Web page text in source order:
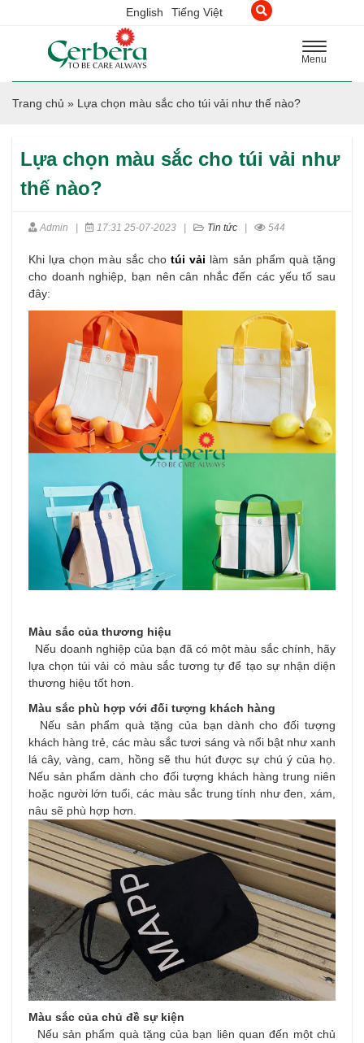
English Tiếng Việt
Toggle
navigation
Menu
Trang chủ » Lựa chọn màu sắc cho túi vải như thế nào?
Lựa chọn màu sắc cho túi vải như
thế nào?
Admin 17:31 25-07-2023 Tin tức 544
Khi lựa chọn màu sắc cho túi vải làm sản phẩm quà tặng
cho doanh nghiệp, bạn nên cân nhắc đến các yếu tố sau
đây:
Màu sắc của thương hiệu
Nếu doanh nghiệp của bạn đã có một màu sắc chính, hãy
lựa chọn túi vải có màu sắc tương tự để tạo sự nhận diện
thương hiệu tốt hơn.
Màu sắc phù hợp với đối tượng khách hàng
Nếu sản phẩm quà tặng của bạn dành cho đối tượng
khách hàng trẻ, các màu sắc tươi sáng và nổi bật như xanh
lá cây, vàng, cam, hồng sẽ thu hút được sự chú ý của họ.
Nếu sản phẩm dành cho đối tượng khách hàng trung niên
hoặc người lớn tuổi, các màu sắc trung tính như đen, xám,
nâu sẽ phù hợp hơn.
Màu sắc của chủ đề sự kiện
Nếu sản phẩm quà tặng của bạn liên quan đến một chủ